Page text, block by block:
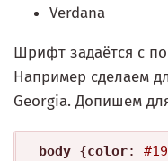
Verdana
Шрифт задаётся с
Например сделаем
Georgia. Допишем для
body {color: